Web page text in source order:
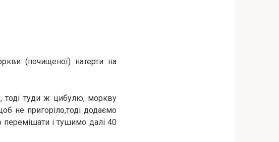
(почищеної) натерти на
тоді туди ж цибулю, моркву
не пригоріло,тоді додаємо
перемішати і тушимо далі 40